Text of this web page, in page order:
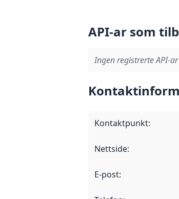
API-ar som
Ingen registrerte API-
Kontaktpunkt:
Nettside:
E-post: